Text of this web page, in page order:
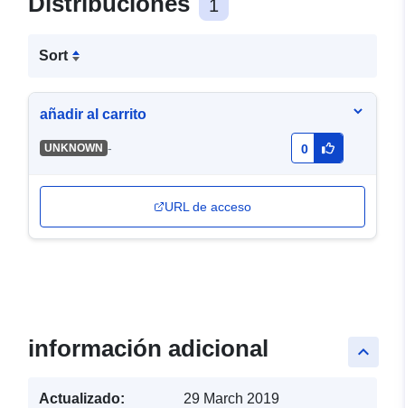
1
Sort
añadir al carrito
UNKNOWN - 0
URL de acceso
keyboard_arrow_up
información adicional
Actualizado: 29 March 2019